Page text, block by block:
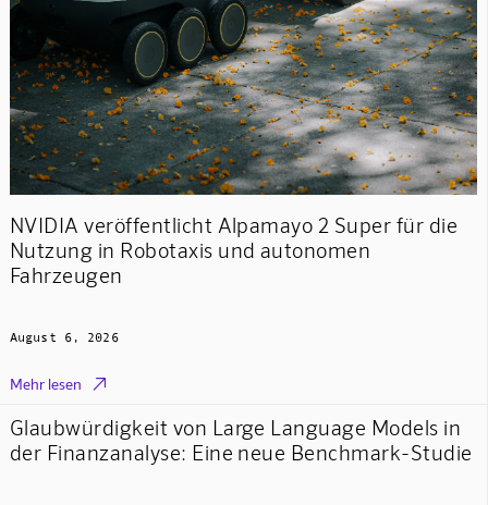
NVIDIA veröffentlicht Alpamayo 2 Super für die
Nutzung in Robotaxis und autonomen
Fahrzeugen
August 6, 2026
Mehr lesen 
Glaubwürdigkeit von Large Language Models in
der Finanzanalyse: Eine neue Benchmark-Studie